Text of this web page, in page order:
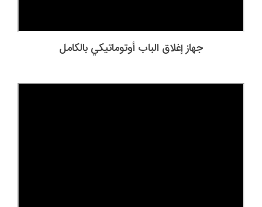
جهاز إغلاق الباب أوتوماتيكي بالكامل